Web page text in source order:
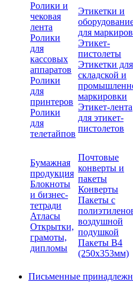
Ролики и
чековая
лента
Ролики
для
кассовых
аппаратов
Ролики
для
принтеров
Ролики
для
телетайпов
Этикетки и
для
Этикет-
пистолеты
Этикетки для
складской и
маркировки
Этикет-лента
для этикет-
пистолетов
Бумажная
продукция
Блокноты
и бизнес-
тетради
Атласы
Открытки,
грамоты,
дипломы
Почтовые
конверты и
пакеты
Конверты
Пакеты с
воздушной
подушкой
Пакеты В4
(250х353мм)
Письменные